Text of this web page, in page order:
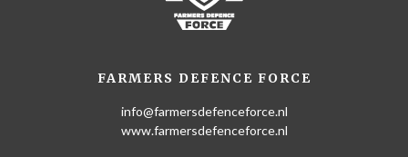
FARMERS DEFENCE FORCE
info@farmersdefenceforce.nl
www.farmersdefenceforce.nl